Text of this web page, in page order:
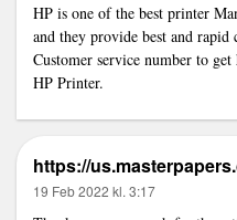
HP is one of the best printer
and they provide best and
Customer service number to
HP Printer.
https://
19 Feb 2022 kl. 3:17